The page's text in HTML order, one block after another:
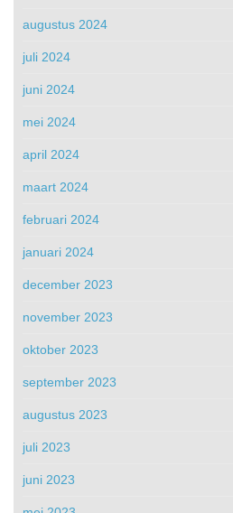
augustus 2024
juli 2024
juni 2024
mei 2024
april 2024
maart 2024
februari 2024
januari 2024
december 2023
november 2023
oktober 2023
september 2023
augustus 2023
juli 2023
juni 2023